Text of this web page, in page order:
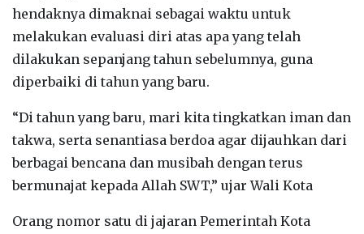
hendaknya dimaknai sebagai waktu untuk
melakukan evaluasi diri atas apa yang telah
dilakukan sepanjang tahun sebelumnya, guna
diperbaiki di tahun yang baru.
“Di tahun yang baru, mari kita tingkatkan iman dan
takwa, serta senantiasa berdoa agar dijauhkan dari
berbagai bencana dan musibah dengan terus
bermunajat kepada Allah SWT,” ujar Wali Kota
Orang nomor satu di jajaran Pemerintah Kota